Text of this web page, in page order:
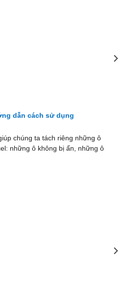
sử dụng hàm GetSetting và
là nơi tập hợp và ghi nhớ các
bao gồm các lựa chọn mặc